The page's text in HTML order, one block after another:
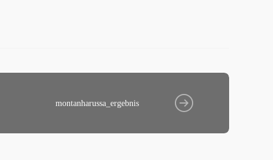
montanharussa_ergebnis